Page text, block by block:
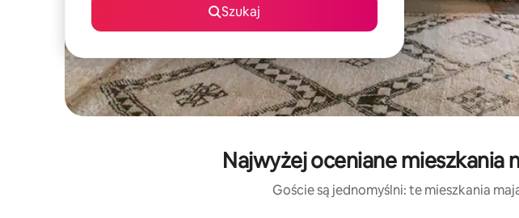
Szukaj
Najwyżej oceniane mieszkania
Goście są jednomyślni: te mieszkania